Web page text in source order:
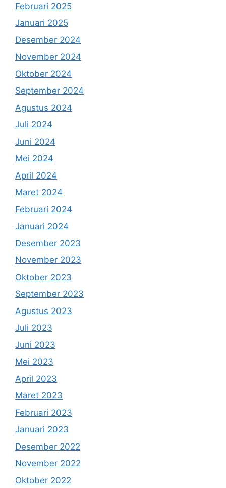
Februari 2025
Januari 2025
Desember 2024
November 2024
Oktober 2024
September 2024
Agustus 2024
Juli 2024
Juni 2024
Mei 2024
April 2024
Maret 2024
Februari 2024
Januari 2024
Desember 2023
November 2023
Oktober 2023
September 2023
Agustus 2023
Juli 2023
Juni 2023
Mei 2023
April 2023
Maret 2023
Februari 2023
Januari 2023
Desember 2022
November 2022
Oktober 2022